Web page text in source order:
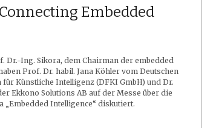
Embedded
Dr.-Ing. Sikora, dem Chairman der embedded
Prof. Dr. habil. Jana Köhler vom Deutschen
Künstliche Intelligenz (DFKI GmbH) und Dr.
Ekkono Solutions AB auf der Messe über die
„Embedded Intelligence“ diskutiert.